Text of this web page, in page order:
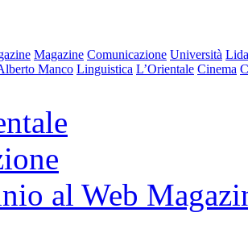
Magazine Comunicazione Università
Manco Linguistica L’Orientale Cinema
al Web